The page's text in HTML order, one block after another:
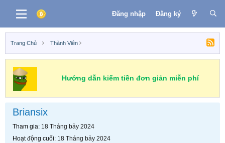
Đăng nhập Đăng ký
Trang Chủ Thành Viên
Hướng dẫn kiếm tiền đơn giản miễn phí
Briansix
Tham gia 18 Tháng bảy 2024
Hoạt động cuối 18 Tháng bảy 2024